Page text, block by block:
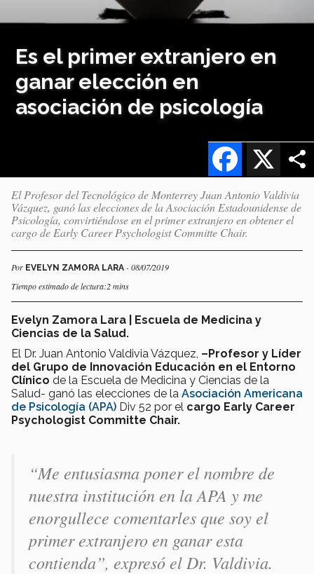
Es el primer extranjero en
ganar elección en
asociación de psicología
X
Facebook
El Profesor del Tecnológico de Monterrey Juan Antonio Valdivia
Vázquez, ganó las elecciones de la Asociación Estadounidense de
Psicología, convirtiéndose en el primer extranjero en obtener el
cargo de Early Career Psychologist Committe Chair.
Por EVELYN ZAMORA LARA - 08/07/2019
Tiempo estimado de lectura:2 mins
Evelyn Zamora Lara | Escuela de Medicina y
Ciencias de la Salud.
El Dr. Juan Antonio Valdivia Vázquez, –Profesor y Líder
del Grupo de Innovación Educación en el Entorno
Clínico de la Escuela de Medicina y Ciencias de la
Salud- ganó las elecciones de la Asociación Americana
de Psicología (APA) Div 52 por el cargo Early Career
Psychologist Committe Chair.
“Me entusiasma poner el nombre de
nuestra institución en la APA y me
enorgullece comentarles que soy el
primer extranjero en ganar esta
contienda”, expresó el Dr. Valdivia.